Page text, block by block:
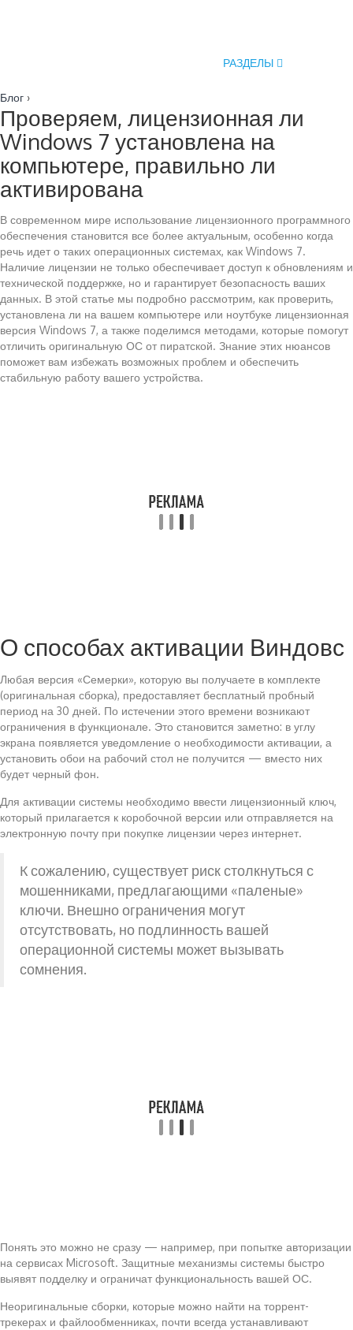
РАЗДЕЛЫ
Блог ›
Проверяем, лицензионная ли
Windows 7 установлена на
компьютере, правильно ли
активирована
В современном мире использование лицензионного программного
обеспечения становится все более актуальным, особенно когда
речь идет о таких операционных системах, как Windows 7.
Наличие лицензии не только обеспечивает доступ к обновлениям и
технической поддержке, но и гарантирует безопасность ваших
данных. В этой статье мы подробно рассмотрим, как проверить,
установлена ли на вашем компьютере или ноутбуке лицензионная
версия Windows 7, а также поделимся методами, которые помогут
отличить оригинальную ОС от пиратской. Знание этих нюансов
поможет вам избежать возможных проблем и обеспечить
стабильную работу вашего устройства.
О способах активации Виндовс
Любая версия «Семерки», которую вы получаете в комплекте
(оригинальная сборка), предоставляет бесплатный пробный
период на 30 дней. По истечении этого времени возникают
ограничения в функционале. Это становится заметно: в углу
экрана появляется уведомление о необходимости активации, а
установить обои на рабочий стол не получится — вместо них
будет черный фон.
Для активации системы необходимо ввести лицензионный ключ,
который прилагается к коробочной версии или отправляется на
электронную почту при покупке лицензии через интернет.
К сожалению, существует риск столкнуться с
мошенниками, предлагающими «паленые»
ключи. Внешно ограничения могут
отсутствовать, но подлинность вашей
операционной системы может вызывать
сомнения.
Понять это можно не сразу — например, при попытке авторизации
на сервисах Microsoft. Защитные механизмы системы быстро
выявят подделку и ограничат функциональность вашей ОС.
Неоригинальные сборки, которые можно найти на торрент-
трекерах и файлообменниках, почти всегда устанавливают